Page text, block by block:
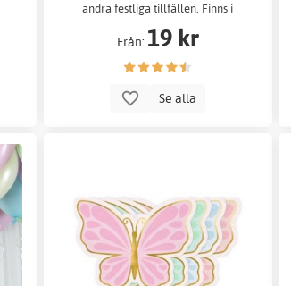
andra festliga tillfällen. Finns i
fyra olika storlekar.
Från: 19 kr
Se alla